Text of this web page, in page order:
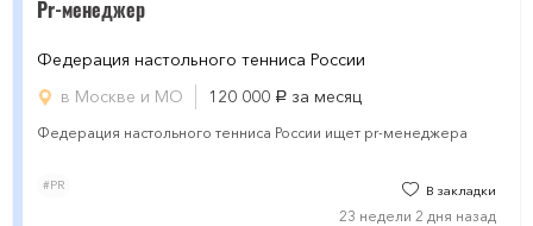
Pr-менеджер
Федерация настольного тенниса России
в Москве и МО
120 000 руб. за месяц
Федерация настольного тенниса России ищет pr-менеджера
#PR В закладки
23 недели 2 дня назад